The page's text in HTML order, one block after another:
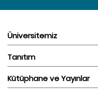
Üniversitemiz
Tanıtım
Kütüphane ve Yayınlar